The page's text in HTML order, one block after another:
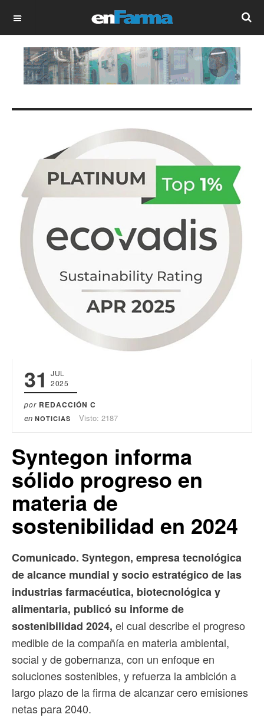
OFF CANVAS
31
JUL
2025
por REDACCIÓN C
en NOTICIAS Visto: 2187
Syntegon informa
sólido progreso en
materia de
sostenibilidad en 2024
Comunicado. Syntegon, empresa tecnológica
de alcance mundial y socio estratégico de las
industrias farmacéutica, biotecnológica y
alimentaria, publicó su informe de
sostenibilidad 2024, el cual describe el progreso
medible de la compañía en materia ambiental,
social y de gobernanza, con un enfoque en
soluciones sostenibles, y refuerza la ambición a
largo plazo de la firma de alcanzar cero emisiones
netas para 2040.